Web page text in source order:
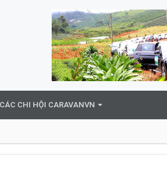
CÁC CHI HỘI CARAVANVN